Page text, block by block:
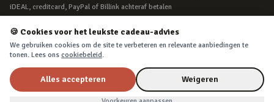
iDEAL, creditcard, PayPal of Billink achteraf betalen
BEZORGING
Voor 22:45 besteld, morgen in huis. Tot 365 dagen retourneren.
©2026Cadeau.nl — Alle rechten voorbehouden
🍪 Cookies voor het leukste cadeau-advies
We gebruiken cookies om de site te verbeteren en relevante aanbiedingen te
tonen. Lees ons cookiebeleid.
Alles accepteren Weigeren